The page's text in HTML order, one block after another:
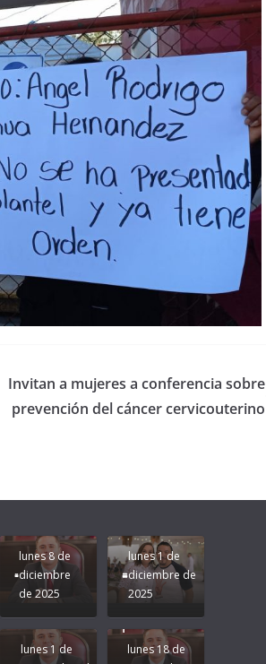
Invitan a mujeres a conferencia sobre
prevención del cáncer cervicouterino
lunes 8 de
diciembre
de 2025
lunes 1 de
diciembre de
2025
Apoyo y
Seguimos la
Ruta que
Marca
Nuestra
Rocío Nahle.
lunes 1 de
Pongamos
de moda;
San
Andrés
Tuxtla
presente.
lunes 18 de